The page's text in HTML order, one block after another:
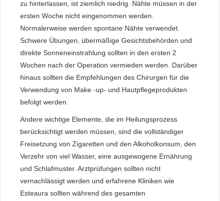
zu hinterlassen, ist ziemlich niedrig. Nähte müssen in der
ersten Woche nicht eingenommen werden.
Normalerweise werden spontane Nähte verwendet.
Schwere Übungen, übermäßige Gesichtsbehörden und
direkte Sonneneinstrahlung sollten in den ersten 2
Wochen nach der Operation vermieden werden. Darüber
hinaus sollten die Empfehlungen des Chirurgen für die
Verwendung von Make -up- und Hautpflegeprodukten
befolgt werden.
Andere wichtige Elemente, die im Heilungsprozess
berücksichtigt werden müssen, sind die vollständiger
Freisetzung von Zigaretten und den Alkoholkonsum, den
Verzehr von viel Wasser, eine ausgewogene Ernährung
und Schlafmuster. Arztprüfungen sollten nicht
vernachlässigt werden und erfahrene Kliniken wie
Esteaura sollten während des gesamten